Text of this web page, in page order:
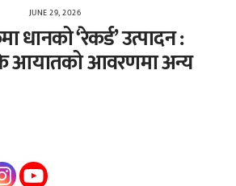
JUNE 29, 2026
धानको ‘रेकर्ड’ उत्पादन :
आयातको आवरणमा अन्य